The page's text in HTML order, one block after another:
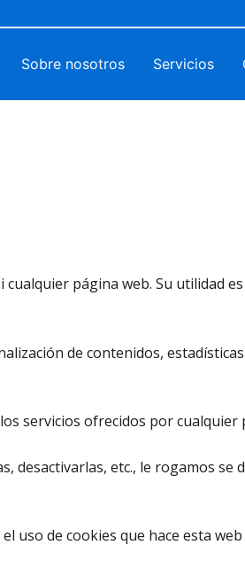
Sobre nosotros Servicios
página web. Su utilidad
de contenidos, estadísticas
servicios ofrecidos por
desactivarlas, etc., le rogamos se
uso de cookies que hace esta